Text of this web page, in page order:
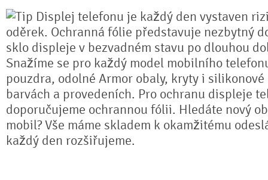
Displej telefonu je každý den vystaven
oděrek. Ochranná fólie představuje nezbytný
sklo displeje v bezvadném stavu po dlouhou
Snažíme se pro každý model mobilního
pouzdra, odolné Armor obaly, kryty i
barvách a provedeních. Pro ochranu displeje
doporučujeme ochrannou fólii. Hledáte nový
mobil? Vše máme skladem k okamžitému
každý den rozšiřujeme.